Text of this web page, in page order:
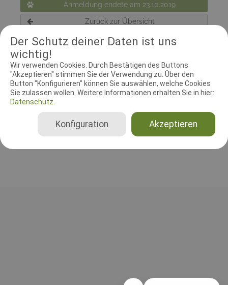
Der Schutz deiner Daten ist uns
wichtig!
Wir verwenden Cookies. Durch Bestätigen des Buttons
"Akzeptieren" stimmen Sie der Verwendung zu. Über den
Button "Konfigurieren" können Sie auswählen, welche Cookies
Sie zulassen wollen. Weitere Informationen erhalten Sie in hier:
Datenschutz.
Akzeptieren
Konfiguration
Anmeldung endete am 23.10.2019
Zurück zur Übersicht
RICHTER UND HELFER
Leistungsrichter
Ulrich Fenners Tel. 02162/1060613
Gesamt